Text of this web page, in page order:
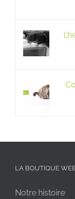
LA BOUTIQUE
Notre histoire